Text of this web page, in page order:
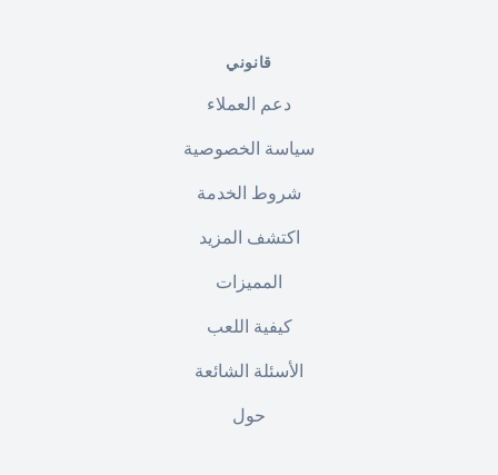
قانوني
دعم العملاء
سياسة الخصوصية
شروط الخدمة
اكتشف المزيد
المميزات
كيفية اللعب
الأسئلة الشائعة
حول